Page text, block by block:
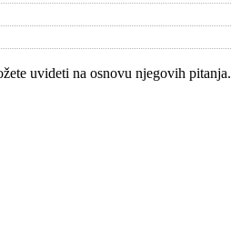
uvideti na osnovu njegovih pitanja.